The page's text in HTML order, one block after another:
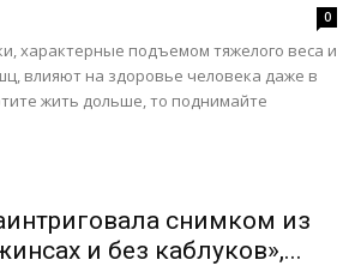
0
характерные подъемом тяжелого веса и
влияют на здоровье человека даже в
жить дольше, то поднимайте
снимком из
и без каблуков»,...